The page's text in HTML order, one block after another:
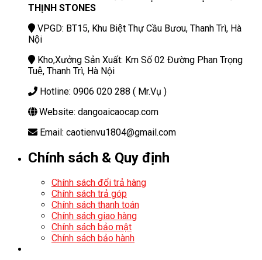
THỊNH STONES
VPGD: BT15, Khu Biệt Thự Cầu Bươu, Thanh Trì, Hà
Nội
Kho,Xưởng Sản Xuất: Km Số 02 Đường Phan Trọng
Tuệ, Thanh Trì, Hà Nội
Hotline: 0906 020 288 ( Mr.Vụ )
Website: dangoaicaocap.com
Email: caotienvu1804@gmail.com
Chính sách & Quy định
Chính sách đổi trả hàng
Chính sách trả góp
Chính sách thanh toán
Chính sách giao hàng
Chính sách bảo mật
Chính sách bảo hành